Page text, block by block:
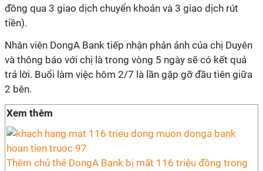
đồng qua 3 giao dịch chuyển khoản và 3 giao dịch rút
tiền).
Nhân viên DongA Bank tiếp nhận phản ảnh của chị Duyên
và thông báo với chị là trong vòng 5 ngày sẽ có kết quả
trả lời. Buổi làm việc hôm 2/7 là lần gặp gỡ đầu tiên giữa
2 bên.
Xem thêm
Thêm chủ thẻ DongA Bank bị mất 116 triệu đồng trong